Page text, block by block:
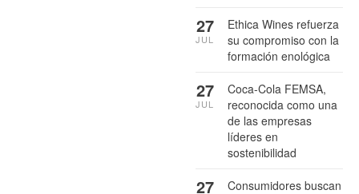
Ethica Wines refuerza
su compromiso con la
formación enológica
27
JUL
Coca-Cola FEMSA,
reconocida como una
de las empresas
líderes en
sostenibilidad
27
JUL
Consumidores buscan
27